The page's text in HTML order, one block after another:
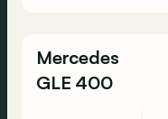
Mercedes
GLE 400